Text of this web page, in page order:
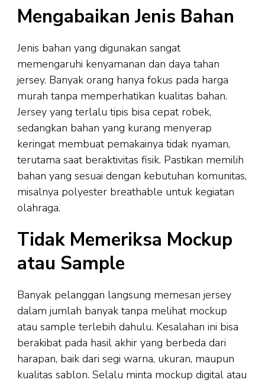
Mengabaikan Jenis Bahan
Jenis bahan yang digunakan sangat
memengaruhi kenyamanan dan daya tahan
jersey. Banyak orang hanya fokus pada harga
murah tanpa memperhatikan kualitas bahan.
Jersey yang terlalu tipis bisa cepat robek,
sedangkan bahan yang kurang menyerap
keringat membuat pemakainya tidak nyaman,
terutama saat beraktivitas fisik. Pastikan memilih
bahan yang sesuai dengan kebutuhan komunitas,
misalnya polyester breathable untuk kegiatan
olahraga.
Tidak Memeriksa Mockup
atau Sample
Banyak pelanggan langsung memesan jersey
dalam jumlah banyak tanpa melihat mockup
atau sample terlebih dahulu. Kesalahan ini bisa
berakibat pada hasil akhir yang berbeda dari
harapan, baik dari segi warna, ukuran, maupun
kualitas sablon. Selalu minta mockup digital atau